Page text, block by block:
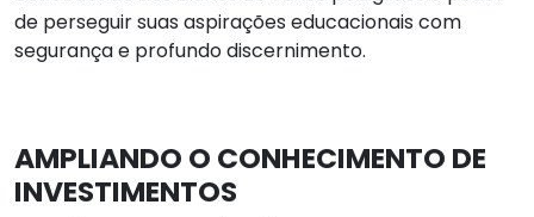
de perseguir suas aspirações educacionais com
segurança e profundo discernimento.
AMPLIANDO O CONHECIMENTO DE
INVESTIMENTOS